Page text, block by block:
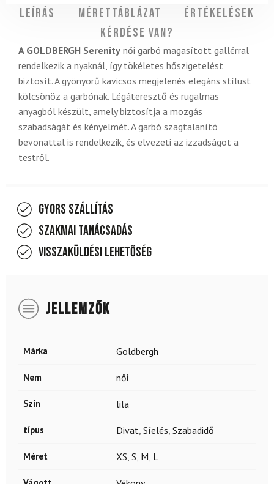
Leírás Mérettáblázat
Értékelések
Kérdése van?
A GOLDBERGH Serenity női garbó magasított gallérral
rendelkezik a nyaknál, így tökéletes hőszigetelést
biztosít. A gyönyörű kavicsos megjelenés elegáns stílust
kölcsönöz a garbónak. Légáteresztő és rugalmas
anyagból készült, amely biztosítja a mozgás
szabadságát és kényelmét. A garbó szagtalanító
bevonattal is rendelkezik, és elvezeti az izzadságot a
testről.
Gyors szállítás
Szakmai tanácsadás
Visszaküldési lehetőség
JELLEMZŐK
Márka Goldbergh
Nem női
Szín lila
típus Divat, Síelés, Szabadidő
Méret XS, S, M, L